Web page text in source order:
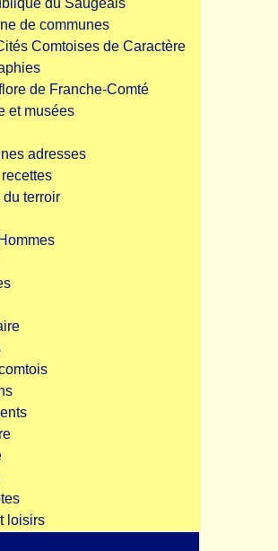
de communes
Comtoises de Caractère
de Franche-Comté
et musées
adresses
du terroir
loisirs